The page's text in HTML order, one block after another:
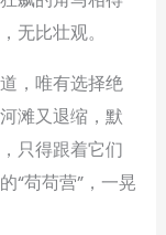
无比壮观。
，唯有选择绝
滩又退缩，默
只得跟着它们
“苟苟营”，一晃